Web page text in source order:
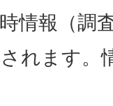
情報（調
れます。